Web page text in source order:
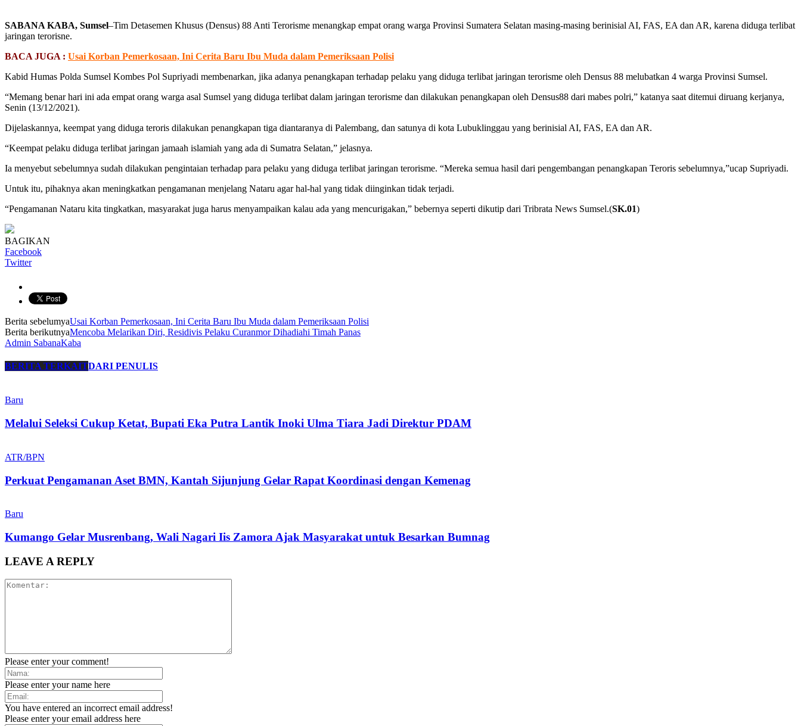
SABANA KABA, Sumsel–Tim Detasemen Khusus (Densus) 88 Anti Terorisme menangkap empat orang warga Provinsi Sumatera Selatan masing-masing berinisial AI, FAS, EA dan AR, karena diduga terlibat
jaringan terorisne.
BACA JUGA : Usai Korban Pemerkosaan, Ini Cerita Baru Ibu Muda dalam Pemeriksaan Polisi
Kabid Humas Polda Sumsel Kombes Pol Supriyadi membenarkan, jika adanya penangkapan terhadap pelaku yang diduga terlibat jaringan terorisme oleh Densus 88 melubatkan 4 warga Provinsi Sumsel.
“Memang benar hari ini ada empat orang warga asal Sumsel yang diduga terlibat dalam jaringan terorisme dan dilakukan penangkapan oleh Densus88 dari mabes polri,” katanya saat ditemui diruang kerjanya,
Senin (13/12/2021).
Dijelaskannya, keempat yang diduga teroris dilakukan penangkapan tiga diantaranya di Palembang, dan satunya di kota Lubuklinggau yang berinisial AI, FAS, EA dan AR.
“Keempat pelaku diduga terlibat jaringan jamaah islamiah yang ada di Sumatra Selatan,” jelasnya.
Ia menyebut sebelumnya sudah dilakukan pengintaian terhadap para pelaku yang diduga terlibat jaringan terorisme. “Mereka semua hasil dari pengembangan penangkapan Teroris sebelumnya,”ucap Supriyadi.
Untuk itu, pihaknya akan meningkatkan pengamanan menjelang Nataru agar hal-hal yang tidak diinginkan tidak terjadi.
“Pengamanan Nataru kita tingkatkan, masyarakat juga harus menyampaikan kalau ada yang mencurigakan,” bebernya seperti dikutip dari Tribrata News Sumsel.(SK.01)
BAGIKAN
Facebook
Twitter
Berita sebelumyaUsai Korban Pemerkosaan, Ini Cerita Baru Ibu Muda dalam Pemeriksaan Polisi
Berita berikutnyaMencoba Melarikan Diri, Residivis Pelaku Curanmor Dihadiahi Timah Panas
Admin SabanaKaba
BERITA TERKAITDARI PENULIS
Baru
Melalui Seleksi Cukup Ketat, Bupati Eka Putra Lantik Inoki Ulma Tiara Jadi Direktur PDAM
ATR/BPN
Perkuat Pengamanan Aset BMN, Kantah Sijunjung Gelar Rapat Koordinasi dengan Kemenag
Baru
Kumango Gelar Musrenbang, Wali Nagari Iis Zamora Ajak Masyarakat untuk Besarkan Bumnag
LEAVE A REPLY
Please enter your comment!
Please enter your name here
You have entered an incorrect email address!
Please enter your email address here